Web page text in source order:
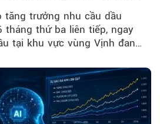
tăng trưởng nhu cầu dầu
tháng thứ ba liên tiếp, ngay
tại khu vực vùng Vịnh đang